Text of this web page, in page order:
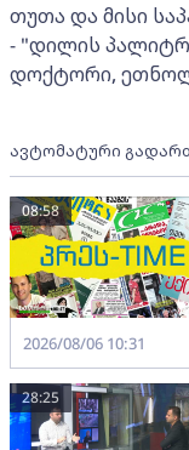
თუთა და მისი
- "დილის
დოქტორი,
ავტომატური
08:58
2026/08/06 10:31
28:25